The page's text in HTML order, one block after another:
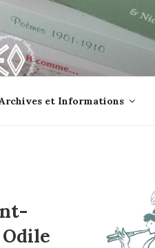
et Informations